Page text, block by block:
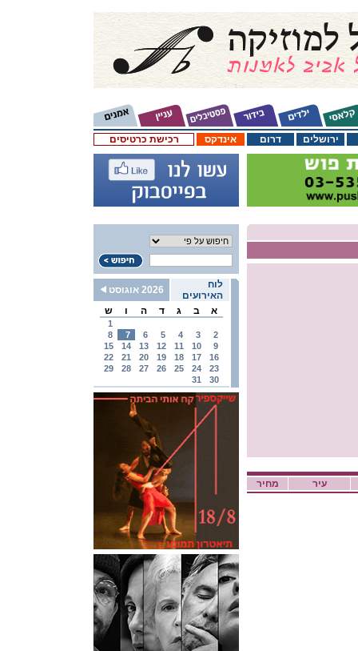
רכישת כרטיסים אינדקס דרום ירושלים
לוח
האירועים
2026 אוגוסט
א
ב ג ד ה ו ש
1
2
3
4
5
6
7
8
9
10
11
12
13
14
15
16
17
18
19
20
21
22
23
24
25
26
27
28
29
30
31
מחיר עיר